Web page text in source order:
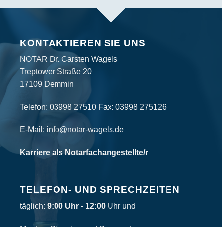
KONTAKTIEREN SIE UNS
NOTAR Dr. Carsten Wagels
Treptower Straße 20
17109 Demmin
Telefon: 03998 27510 Fax: 03998 275126
E-Mail: info@notar-wagels.de
Karriere als Notarfachangestellte/r
TELEFON- UND SPRECHZEITEN
täglich: 9:00 Uhr - 12:00 Uhr und